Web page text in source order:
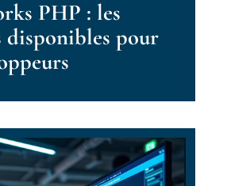
PHP : les
disponibles pour